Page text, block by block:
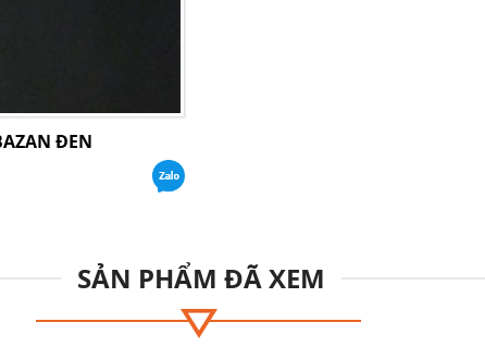
ĐEN
SẢN PHẨM ĐÃ XEM